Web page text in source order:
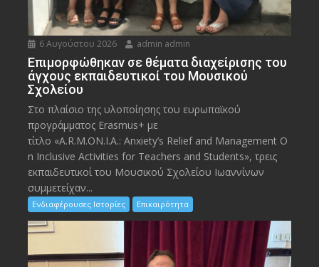
6 Αυγούστου 2026 admin admin
Eπιμορφώθηκαν σε θέματα διαχείρισης του
άγχους εκπαιδευτικοί του Μουσικού
Σχολείου
Στο πλαίσιο της υλοποίησης του ευρωπαϊκού
προγράμματος Erasmus+ με
τίτλο «A.R.M.ON.I.A.: Anxiety’s Relief and Management O
n Inclusive Activities for Teachers and Students», τρεις
εκπαιδευτικοί του Μουσικού Σχολείου Ιωαννίνων
συμμετείχαν...
Ενδιαφέρουσες Ιστορίες Επικαιρότητα